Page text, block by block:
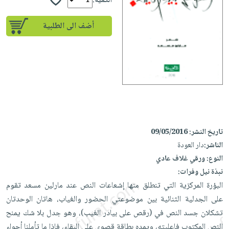
إختياراتنا
Englishطرحها
على
Android
تحميل
iKitab
على
Apple
أسئلة
تحميل
على
Apple
المواضيع
إختياراتنا
جوائز
تعليمية
العناية
الشخصية
العناية
وتصفيف
الشعر
العناية
بالجسم
والسفرة
جديد
الكل
أواني
الطهي
أدوات
متجر
الهدايا
أقسام
أضف الى الطلبية
تاريخ النشر:09/05/2016
الناشر:دار العودة
النوع:ورقي غلاف عادي
نبذة نيل وفرات:
البؤرة المركزية التي تنطلق منها إشعاعات النص عند مارلين مسعد تقوم
على الجدلية الثنائية بين موضوعتي الحضور والغياب، هاتان الوحدتان
تشكلان جسد النص في (رقص على بيادر الغيب)، وهو جدل بلا شك يمنح